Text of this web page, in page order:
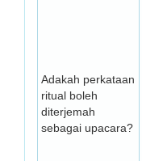
Adakah perkataan
ritual boleh
diterjemah
sebagai upacara?